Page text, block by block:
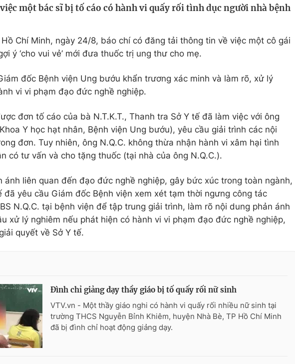
lượng cuộc sống
Thị trường
một bác sĩ bị tố cáo có hành vi quấy rối tình dục người nhà bệnh
Hồ Chí Minh, ngày 24/8, báo chí có đăng tải thông tin về việc một cô gái
ý ‘cho vui vẻ’ mới đưa thuốc trị ung thư cho mẹ.
đốc Bệnh viện Ung bướu khẩn trương xác minh và làm rõ, xử lý
vi vi phạm đạo đức nghề nghiệp.
đơn tố cáo của bà N.T.K.T., Thanh tra Sở Y tế đã làm việc với ông
Y học hạt nhân, Bệnh viện Ung bướu), yêu cầu giải trình các nội
đơn. Tuy nhiên, ông N.Q.C. không thừa nhận hành vi xâm hại tình
có tư vấn và cho tặng thuốc (tại nhà của ông N.Q.C.).
ánh liên quan đến đạo đức nghề nghiệp, gây bức xúc trong toàn ngành,
đã yêu cầu Giám đốc Bệnh viện xem xét tạm thời ngưng công tác
N.Q.C. tại bệnh viện để tập trung giải trình, làm rõ nội dung phản ánh
xử lý nghiêm nếu phát hiện có hành vi vi phạm đạo đức nghề nghiệp,
quyết về Sở Y tế.
Đình chỉ giảng dạy thầy giáo bị tố quấy rối nữ sinh
VTV.vn - Một thầy giáo nghi có hành vi quấy rối nhiều nữ sinh tại
trường THCS Nguyễn Bỉnh Khiêm, huyện Nhà Bè, TP Hồ Chí Minh
đã bị đình chỉ hoạt động giảng dạy.